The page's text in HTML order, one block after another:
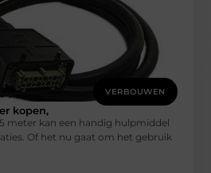
VERBOUWEN
kopen,
meter kan een handig hulpmiddel
Of het nu gaat om het gebruik